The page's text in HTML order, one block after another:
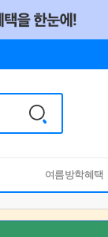
여름방학혜택